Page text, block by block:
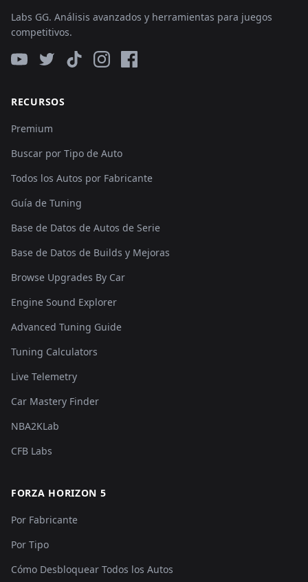
Labs GG. Análisis avanzados y herramientas para juegos
competitivos.
RECURSOS
Premium
Buscar por Tipo de Auto
Todos los Autos por Fabricante
Guía de Tuning
Base de Datos de Autos de Serie
Base de Datos de Builds y Mejoras
Browse Upgrades By Car
Engine Sound Explorer
Advanced Tuning Guide
Tuning Calculators
Live Telemetry
Car Mastery Finder
NBA2KLab
CFB Labs
FORZA HORIZON 5
Por Fabricante
Por Tipo
Cómo Desbloquear Todos los Autos